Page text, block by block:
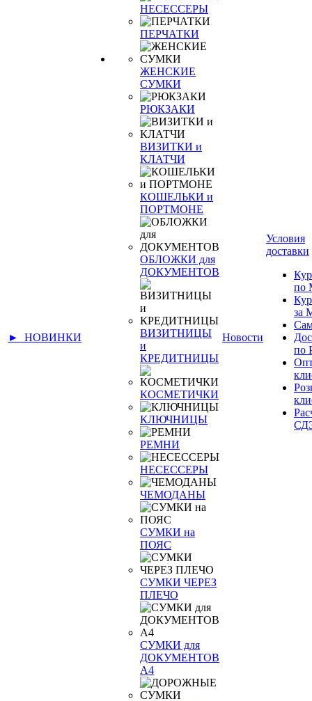
► НОВИНКИ
НЕСЕССЕРЫ
ПЕРЧАТКИ
ЖЕНСКИЕ
СУМКИ
РЮКЗАКИ
ВИЗИТКИ и
КЛАТЧИ
КОШЕЛЬКИ и
ПОРТМОНЕ
ОБЛОЖКИ для
ДОКУМЕНТОВ
ВИЗИТНИЦЫ
и
КРЕДИТНИЦЫ
КОСМЕТИЧКИ
КЛЮЧНИЦЫ
РЕМНИ
НЕСЕССЕРЫ
ЧЕМОДАНЫ
СУМКИ на
ПОЯС
СУМКИ ЧЕРЕЗ
ПЛЕЧО
СУМКИ для
ДОКУМЕНТОВ
А4
Новости
Условия
доставки
по
за
по